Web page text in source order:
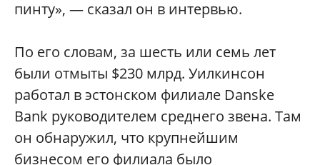
пинту», — сказал он в интервью.
По его словам, за шесть или семь лет
были отмыты $230 млрд. Уилкинсон
работал в эстонском филиале Danske
Bank руководителем среднего звена. Там
он обнаружил, что крупнейшим
бизнесом его филиала было